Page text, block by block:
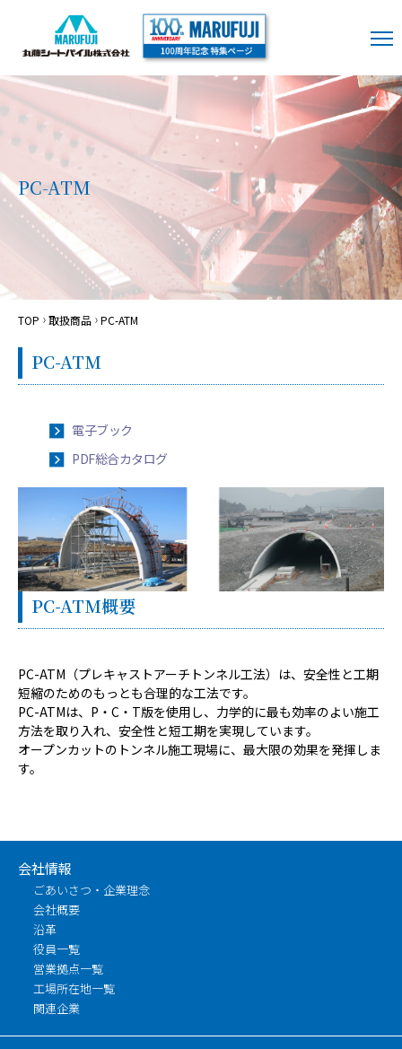
PC-ATM
TOP 取扱商品 PC-ATM
PC-ATM
電子ブック
PDF総合カタログ
PC-ATM概要
PC-ATM（プレキャストアーチトンネル工法）は、安全性と工期
短縮のためのもっとも合理的な工法です。
PC-ATMは、P・C・T版を使用し、力学的に最も効率のよい施工
方法を取り入れ、安全性と短工期を実現しています。
オープンカットのトンネル施工現場に、最大限の効果を発揮しま
す。
会社情報
ごあいさつ・企業理念
会社概要
沿革
役員一覧
営業拠点一覧
工場所在地一覧
関連企業